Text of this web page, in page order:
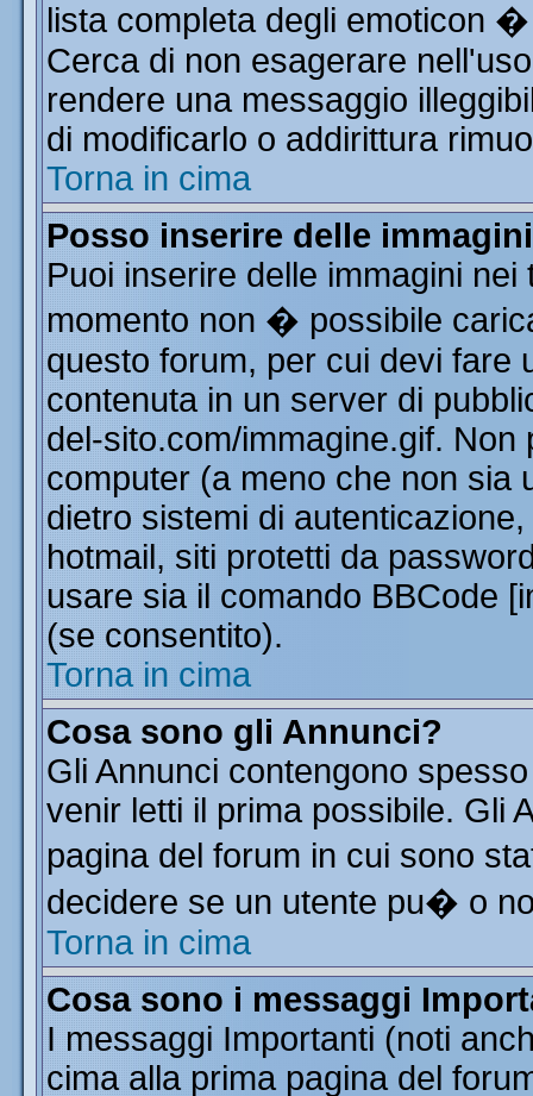
lista completa degli emoticon
Cerca di non esagerare
rendere una messaggio
di modificarlo o addirittura
Torna in cima
Posso inserire delle
Puoi inserire delle immagini
momento non � possibile
questo forum, per cui devi fare
contenuta in un server di
del-sito.com/immagine.gif.
computer (a meno che non sia
dietro sistemi di
hotmail, siti protetti da
usare sia il comando BBCode
(se consentito).
Torna in cima
Cosa sono gli Annunci?
Gli Annunci contengono
venir letti il prima possibile. Gli
pagina del forum in cui sono
decidere se un utente pu� o
Torna in cima
Cosa sono i messaggi
I messaggi Importanti (noti
cima alla prima pagina del